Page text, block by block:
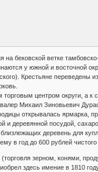
бековской ветке
у южной и восточной
Крестьяне переведены
центром округи, а к
Михаил Зиновьевич
открывалась ярмарка,
и деревянной посудой,
деревень для
в год до 600 рублей чистого
зерном, конями,
здесь имение в 1810